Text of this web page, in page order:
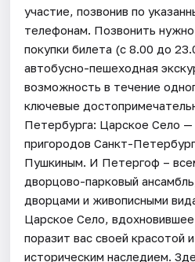
участие, позвонив по
телефонам. Позвонить
покупки билета (с 8.00 до
автобусно-пешеходная
возможность в течение
ключевые
Петербурга: Царское Село
пригородов Санкт-
Пушкиным. И Петергоф –
дворцово-парковый
дворцами и живописными
Царское Село,
поразит вас своей красотой
историческим наследием.